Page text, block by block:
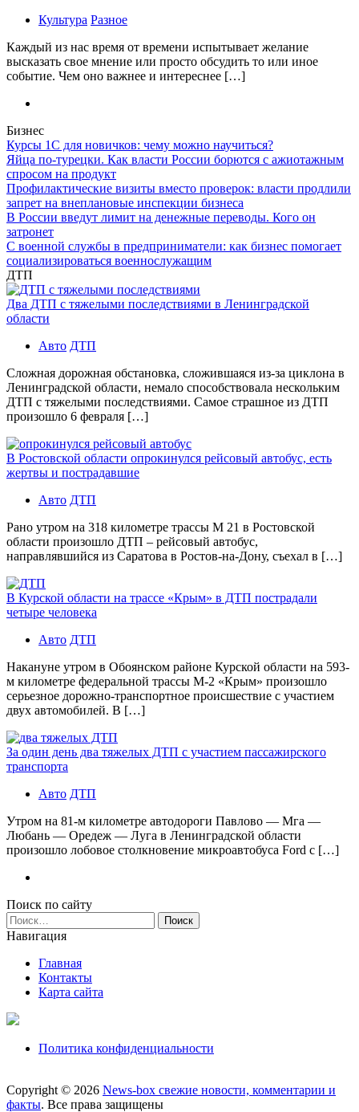
Культура Разное
Каждый из нас время от времени испытывает желание
высказать свое мнение или просто обсудить то или иное
событие. Чем оно важнее и интереснее […]
Бизнес
Курсы 1С для новичков: чему можно научиться?
Яйца по-турецки. Как власти России борются с ажиотажным
спросом на продукт
Профилактические визиты вместо проверок: власти продлили
запрет на внеплановые инспекции бизнеса
В России введут лимит на денежные переводы. Кого он
затронет
С военной службы в предприниматели: как бизнес помогает
социализироваться военнослужащим
ДТП
Два ДТП с тяжелыми последствиями в Ленинградской
области
Авто ДТП
Сложная дорожная обстановка, сложившаяся из-за циклона в
Ленинградской области, немало способствовала нескольким
ДТП с тяжелыми последствиями. Самое страшное из ДТП
произошло 6 февраля […]
В Ростовской области опрокинулся рейсовый автобус, есть
жертвы и пострадавшие
Авто ДТП
Рано утром на 318 километре трассы М 21 в Ростовской
области произошло ДТП – рейсовый автобус,
направлявшийся из Саратова в Ростов-на-Дону, съехал в […]
В Курской области на трассе «Крым» в ДТП пострадали
четыре человека
Авто ДТП
Накануне утром в Обоянском районе Курской области на 593-
м километре федеральной трассы М-2 «Крым» произошло
серьезное дорожно-транспортное происшествие с участием
двух автомобилей. В […]
За один день два тяжелых ДТП с участием пассажирского
транспорта
Авто ДТП
Утром на 81-м километре автодороги Павлово — Мга —
Любань — Оредеж — Луга в Ленинградской области
произошло лобовое столкновение микроавтобуса Ford с […]
Поиск по сайту
Найти:
Навигация
Главная
Контакты
Карта сайта
Политика конфиденциальности
Copyright © 2026 News-box свежие новости, комментарии и
факты. Все права защищены